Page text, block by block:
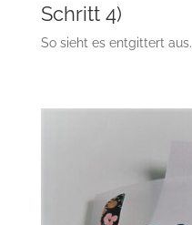
Schritt 4)
So sieht es entgittert aus.